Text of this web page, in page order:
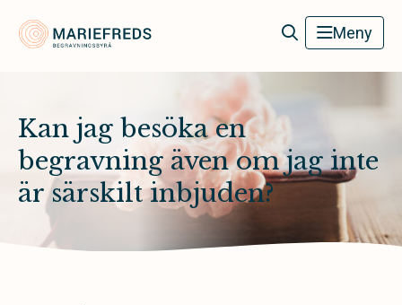
Mariefreds Begravningsbyrå Meny
Kan jag besöka en
begravning även om jag inte
är särskilt inbjuden?